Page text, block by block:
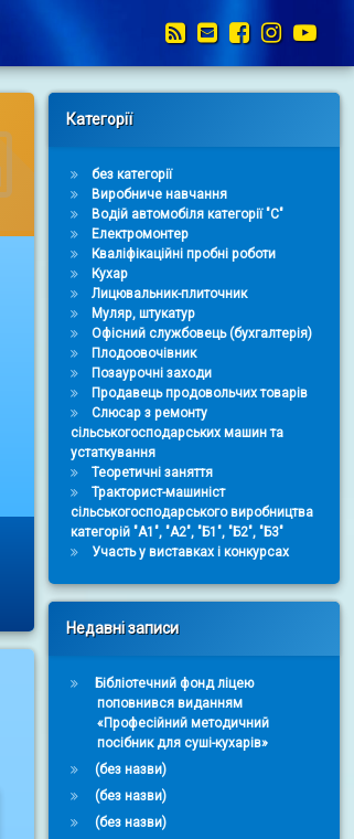
RSSE-mailFacebook
Right Sidebar
Категорії
без категорії
Виробниче навчання
Водій автомобіля категорії "С"
Електромонтер
Кваліфікаційні пробні роботи
Кухар
Лицювальник-плиточник
Муляр, штукатур
Офісний службовець (бухгалтерія)
Плодоовочівник
Позаурочні заходи
Продавець продовольчих товарів
Слюсар з ремонту
сільськогосподарських машин та
устаткування
Теоретичні заняття
Тракторист-машиніст
сільськогосподарського виробництва
категорій "А1", "А2", "Б1", "Б2", "Б3"
Участь у виставках і конкурсах
Недавні записи
Бібліотечний фонд ліцею
поповнився виданням
«Професійний методичний
посібник для суші-кухарів»
(без назви)
(без назви)
(без назви)